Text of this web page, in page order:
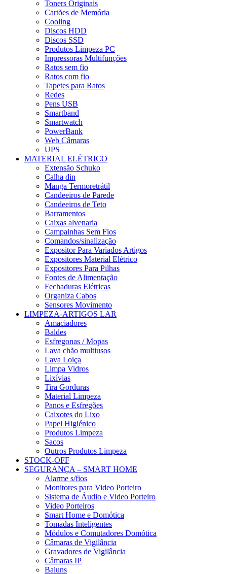
Toners Originais
Cartões de Memória
Cooling
Discos HDD
Discos SSD
Produtos Limpeza PC
Impressoras Multifunções
Ratos sem fio
Ratos com fio
Tapetes para Ratos
Redes
Pens USB
Smartband
Smartwatch
PowerBank
Web Câmaras
UPS
MATERIAL ELÉTRICO
Extensão Schuko
Calha din
Manga Termoretrátil
Candeeiros de Parede
Candeeiros de Teto
Barramentos
Caixas alvenaria
Campainhas Sem Fios
Comandos/sinalização
Expositor Para Variados Artigos
Expositores Material Elétrico
Expositores Para Pilhas
Fontes de Alimentação
Fechaduras Elétricas
Organiza Cabos
Sensores Movimento
LIMPEZA-ARTIGOS LAR
Amaciadores
Baldes
Esfregonas / Mopas
Lava chão multiusos
Lava Loiça
Limpa Vidros
Lixívias
Tira Gorduras
Material Limpeza
Panos e Esfregões
Caixotes do Lixo
Papel Higiénico
Produtos Limpeza
Sacos
Outros Produtos Limpeza
STOCK-OFF
SEGURANÇA – SMART HOME
Alarme s/fios
Monitores para Video Porteiro
Sistema de Áudio e Video Porteiro
Video Porteiros
Smart Home e Domótica
Tomadas Inteligentes
Módulos e Comutadores Domótica
Câmaras de Vigilância
Gravadores de Vigilância
Câmaras IP
Baluns